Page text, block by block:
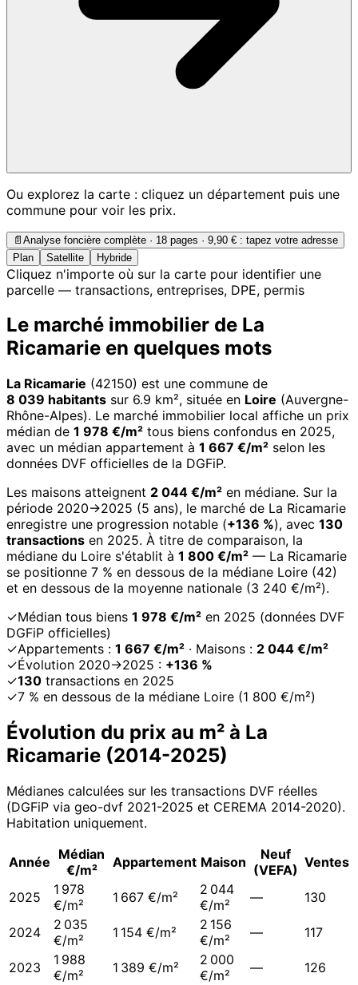
Ou explorez la carte : cliquez un département puis une
commune pour voir les prix.
📄 Analyse foncière complète · 18 pages · 9,90 € : tapez votre adresse
Plan
Satellite Hybride
Cliquez n'importe où sur la carte pour identifier une
parcelle — transactions, entreprises, DPE, permis
Le marché immobilier de La
Ricamarie en quelques mots
La Ricamarie (42150) est une commune de
8 039 habitants sur 6.9 km², située en Loire (Auvergne-
Rhône-Alpes). Le marché immobilier local affiche un prix
médian de 1 978 €/m² tous biens confondus en 2025,
avec un médian appartement à 1 667 €/m² selon les
données DVF officielles de la DGFiP.
Les maisons atteignent 2 044 €/m² en médiane. Sur la
période 2020→2025 (5 ans), le marché de La Ricamarie
enregistre une progression notable (+136 %), avec 130
transactions en 2025. À titre de comparaison, la
médiane du Loire s'établit à 1 800 €/m² — La Ricamarie
se positionne 7 % en dessous de la médiane Loire (42)
et en dessous de la moyenne nationale (3 240 €/m²).
✓Médian tous biens 1 978 €/m² en 2025 (données DVF
DGFiP officielles)
✓Appartements : 1 667 €/m² · Maisons : 2 044 €/m²
✓Évolution 2020→2025 : +136 %
✓130 transactions en 2025
✓7 % en dessous de la médiane Loire (1 800 €/m²)
Évolution du prix au m² à La
Ricamarie (2014-2025)
Médianes calculées sur les transactions DVF réelles
(DGFiP via geo-dvf 2021-2025 et CEREMA 2014-2020).
Habitation uniquement.
Année Médian
€/m²
Appartement Maison
Neuf
(VEFA) Ventes
2025
1 978
€/m²
1 667 €/m²
2 044
€/m²
— 130
2024
2 035
€/m²
1 154 €/m²
2 156
€/m²
— 117
2023
1 988
€/m²
1 389 €/m²
2 000
€/m²
— 126